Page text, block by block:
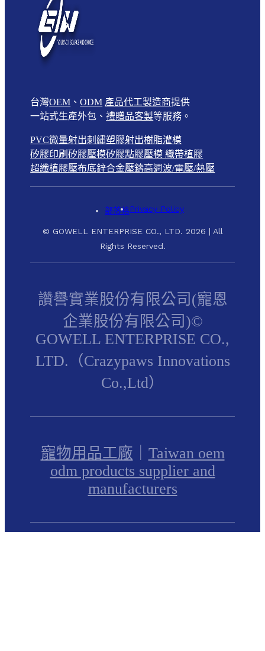
台灣OEM 、ODM 產品代工製造商提供
一站式生產外包、禮贈品客製等服務。
PVC微量射出刺繡塑膠射出樹脂灌模
矽膠印刷矽膠壓模矽膠點膠壓模 織帶植膠
超纖植膠壓布底鋅合金壓鑄高週波/電壓/熱壓
© GOWELL ENTERPRISE CO., LTD. 2026 | All
Rights Reserved.
部落格Privacy Policy
讚譽實業股份有限公司(寵恩
企業股份有限公司)©
GOWELL ENTERPRISE CO.,
LTD.（Crazypaws Innovations
Co.,Ltd）
寵物用品工廠
Taiwan oem
odm products supplier and
manufacturers